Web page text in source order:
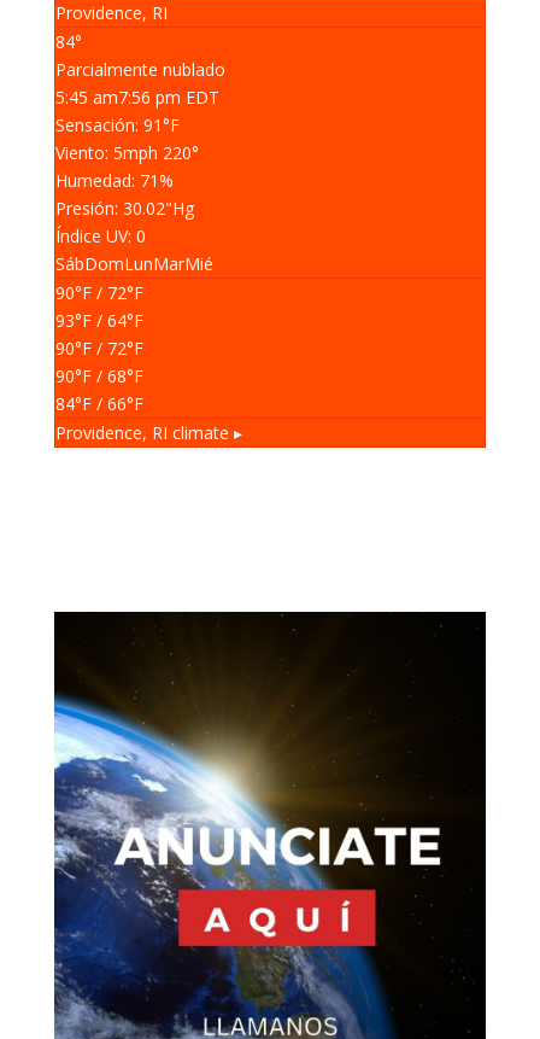
Providence, RI
84°
Parcialmente nublado
5:45 am7:56 pm EDT
Sensación: 91°F
Viento: 5mph 220°
Humedad: 71%
Presión: 30.02"Hg
Índice UV: 0
SábDomLunMarMié
90°F/ 72°F
93°F/ 64°F
90°F/ 72°F
90°F/ 68°F
84°F/ 66°F
Providence, RI climate ▸